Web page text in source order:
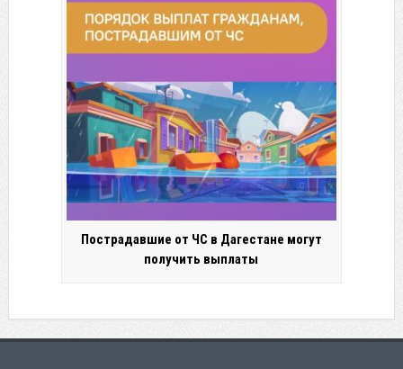
Пострадавшие от ЧС в Дагестане могут
получить выплаты